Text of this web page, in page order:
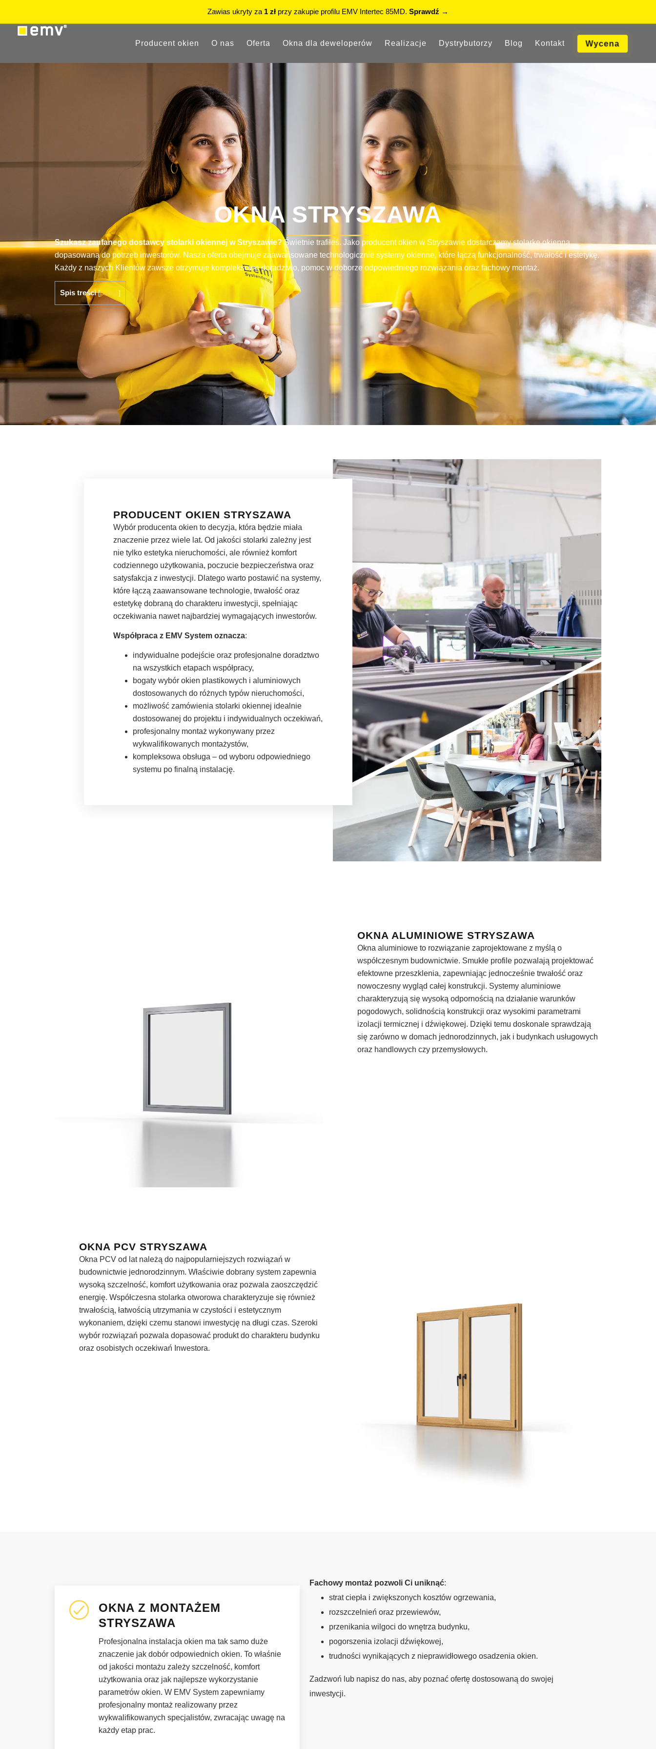
15% rabatuna okna PVC i aluminiowe w Showroomie.Sprawdź
Producent okien O nas Oferta Okna dla deweloperów Realizacje Dystrybutorzy Blog Kontakt Wycena
OKNA STRYSZAWA
Szukasz zaufanego dostawcy stolarki okiennej w Stryszawie?Świetnie trafiłeś. Jako producent okien w Stryszawie dostarczamy stolarkę okienną
dopasowaną do potrzeb inwestorów. Nasza oferta obejmuje zaawansowane technologicznie systemy okienne, które łączą funkcjonalność, trwałość i estetykę.
Każdy z naszych Klientów zawsze otrzymuje kompleksowe doradztwo, pomoc w doborze odpowiedniego rozwiązania oraz fachowy montaż.
Spis treści [pokaż]
PRODUCENT OKIEN STRYSZAWA
Wybór producenta okien to decyzja, która będzie miała
znaczenie przez wiele lat. Od jakości stolarki zależny jest
nie tylko estetyka nieruchomości, ale również komfort
codziennego użytkowania, poczucie bezpieczeństwa oraz
satysfakcja z inwestycji. Dlatego warto postawić na systemy,
które łączą zaawansowane technologie, trwałość oraz
estetykę dobraną do charakteru inwestycji, spełniając
oczekiwania nawet najbardziej wymagających inwestorów.
Współpraca z EMV System oznacza:
indywidualne podejście oraz profesjonalne doradztwo
na wszystkich etapach współpracy,
bogaty wybór okien plastikowych i aluminiowych
dostosowanych do różnych typów nieruchomości,
możliwość zamówienia stolarki okiennej idealnie
dostosowanej do projektu i indywidualnych oczekiwań,
profesjonalny montaż wykonywany przez
wykwalifikowanych montażystów,
kompleksowa obsługa – od wyboru odpowiedniego
systemu po finalną instalację.
OKNA ALUMINIOWE STRYSZAWA
Okna aluminiowe to rozwiązanie zaprojektowane z myślą o
współczesnym budownictwie. Smukłe profile pozwalają projektować
efektowne przeszklenia, zapewniając jednocześnie trwałość oraz
nowoczesny wygląd całej konstrukcji. Systemy aluminiowe
charakteryzują się wysoką odpornością na działanie warunków
pogodowych, solidnością konstrukcji oraz wysokimi parametrami
izolacji termicznej i dźwiękowej. Dzięki temu doskonale sprawdzają
się zarówno w domach jednorodzinnych, jak i budynkach usługowych
oraz handlowych czy przemysłowych.
OKNA PCV STRYSZAWA
Okna PCV od lat należą do najpopularniejszych rozwiązań w
budownictwie jednorodzinnym. Właściwie dobrany system zapewnia
wysoką szczelność, komfort użytkowania oraz pozwala zaoszczędzić
energię. Współczesna stolarka otworowa charakteryzuje się również
trwałością, łatwością utrzymania w czystości i estetycznym
wykonaniem, dzięki czemu stanowi inwestycję na długi czas. Szeroki
wybór rozwiązań pozwala dopasować produkt do charakteru budynku
oraz osobistych oczekiwań Inwestora.
OKNA Z MONTAŻEM
STRYSZAWA
Profesjonalna instalacja okien ma tak samo duże
znaczenie jak dobór odpowiednich okien. To właśnie
od jakości montażu zależy szczelność, komfort
użytkowania oraz jak najlepsze wykorzystanie
parametrów okien. W EMV System zapewniamy
profesjonalny montaż realizowany przez
wykwalifikowanych specjalistów, zwracając uwagę na
każdy etap prac.
Fachowy montaż pozwoli Ci uniknąć:
strat ciepła i zwiększonych kosztów ogrzewania,
rozszczelnień oraz przewiewów,
przenikania wilgoci do wnętrza budynku,
pogorszenia izolacji dźwiękowej,
trudności wynikających z nieprawidłowego osadzenia okien.
Zadzwoń lub napisz do nas, aby poznać ofertę dostosowaną do swojej
inwestycji.